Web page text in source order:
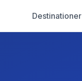
Destinationer